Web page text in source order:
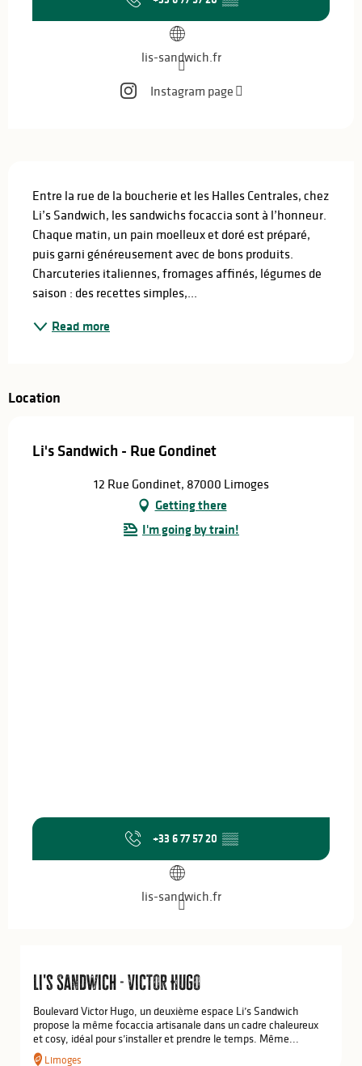
lis-sandwich.fr
Instagram page
Entre la rue de la boucherie et les Halles Centrales, chez
Li’s Sandwich, les sandwichs focaccia sont à l’honneur.
Chaque matin, un pain moelleux et doré est préparé,
puis garni généreusement avec de bons produits.
Charcuteries italiennes, fromages affinés, légumes de
saison : des recettes simples,...
Read more
Location
Li's Sandwich - Rue Gondinet
12 Rue Gondinet, 87000 Limoges
Getting there
I'm going by train!
+33 6 77 57 20 ▒▒
lis-sandwich.fr
Li's Sandwich - Victor Hugo
Boulevard Victor Hugo, un deuxième espace Li’s Sandwich
propose la même focaccia artisanale dans un cadre chaleureux
et cosy, idéal pour s’installer et prendre le temps. Même...
Limoges